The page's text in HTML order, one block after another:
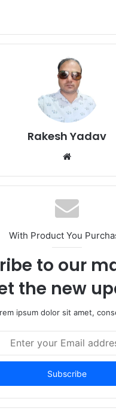
Rakesh Yadav
b
s
i
e
With Product You
to our
the new
ipsum dolor sit amet,